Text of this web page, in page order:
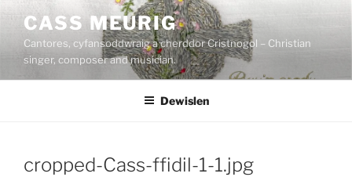
Mynd
cynnwys
CASS MEURIG
Cantores, cyfansoddwraig a cherddor Cristnogol – Christian
singer, composer and musician.
Dewislen
cropped-Cass-ffidil-1-1.jpg